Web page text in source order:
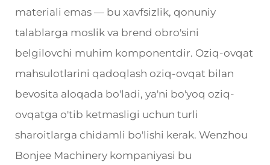
materiali emas — bu xavfsizlik, qonuniy
talablarga moslik va brend obro'sini
belgilovchi muhim komponentdir. Oziq-ovqat
mahsulotlarini qadoqlash oziq-ovqat bilan
bevosita aloqada bo'ladi, ya'ni bo'yoq oziq-
ovqatga o'tib ketmasligi uchun turli
sharoitlarga chidamli bo'lishi kerak. Wenzhou
Bonjee Machinery kompaniyasi bu